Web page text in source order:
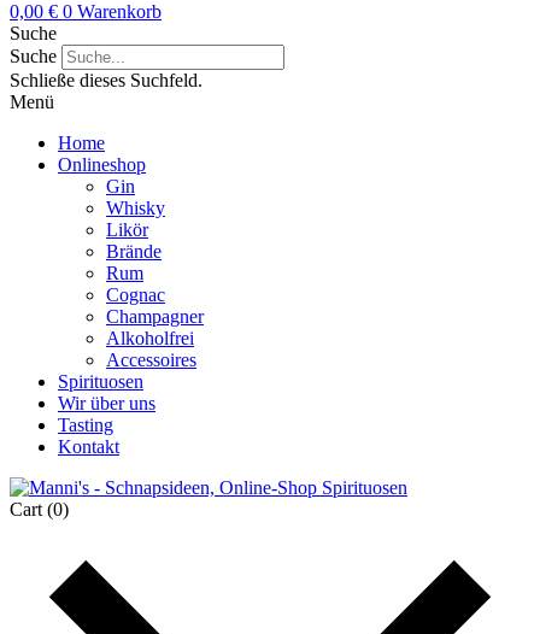
0,00 € 0 Warenkorb
Suche
Suche
Schließe dieses Suchfeld.
Menü
Home
Onlineshop
Gin
Whisky
Likör
Brände
Rum
Cognac
Champagner
Alkoholfrei
Accessoires
Spirituosen
Wir über uns
Tasting
Kontakt
Cart (0)